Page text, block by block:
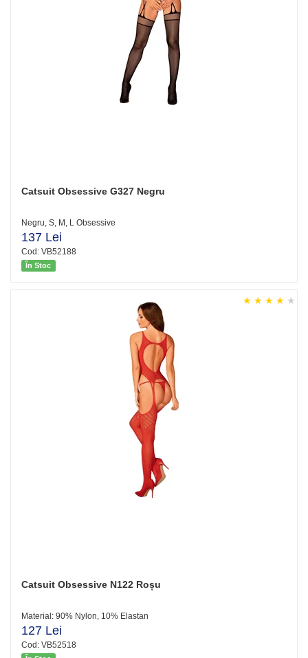
Catsuit Obsessive G327 Negru
Negru, S, M, L Obsessive
137 Lei
Cod: VB52188
În Stoc
Catsuit Obsessive N122 Roșu
Material: 90% Nylon, 10% Elastan
127 Lei
Cod: VB52518